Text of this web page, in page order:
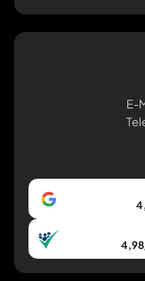
E-